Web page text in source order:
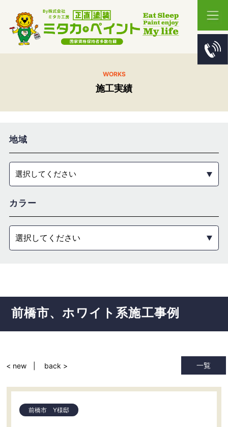
WORKS
施工実績
地域
選択してください
カラー
選択してください
前橋市 ホワイト系施工事例
一覧
< new back >
前橋市 Y様邸